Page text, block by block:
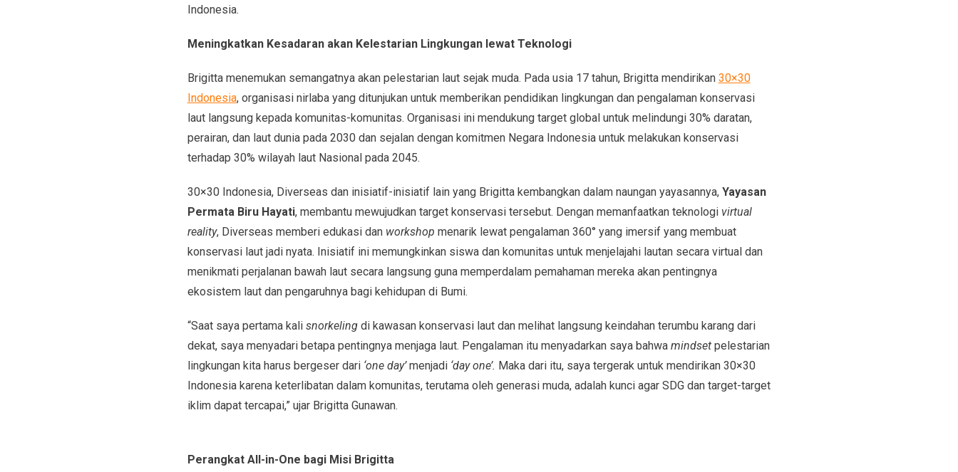
Indonesia.
Meningkatkan Kesadaran akan Kelestarian Lingkungan lewat Teknologi
Brigitta menemukan semangatnya akan pelestarian laut sejak muda. Pada usia 17 tahun, Brigitta mendirikan 30×30
Indonesia, organisasi nirlaba yang ditunjukan untuk memberikan pendidikan lingkungan dan pengalaman konservasi
laut langsung kepada komunitas-komunitas. Organisasi ini mendukung target global untuk melindungi 30% daratan,
perairan, dan laut dunia pada 2030 dan sejalan dengan komitmen Negara Indonesia untuk melakukan konservasi
terhadap 30% wilayah laut Nasional pada 2045.
30×30 Indonesia, Diverseas dan inisiatif-inisiatif lain yang Brigitta kembangkan dalam naungan yayasannya, Yayasan
Permata Biru Hayati, membantu mewujudkan target konservasi tersebut. Dengan memanfaatkan teknologi virtual
reality, Diverseas memberi edukasi dan workshop menarik lewat pengalaman 360° yang imersif yang membuat
konservasi laut jadi nyata. ​​Inisiatif ini memungkinkan siswa dan komunitas untuk menjelajahi lautan secara virtual dan
menikmati perjalanan bawah laut secara langsung guna memperdalam pemahaman mereka akan pentingnya
ekosistem laut dan pengaruhnya bagi kehidupan di Bumi.
“Saat saya pertama kali snorkeling di kawasan konservasi laut dan melihat langsung keindahan terumbu karang dari
dekat, saya menyadari betapa pentingnya menjaga laut. Pengalaman itu menyadarkan saya bahwa mindsetpelestarian
lingkungan kita harus bergeser dari ‘one day’menjadi ‘day one’. Maka dari itu, saya tergerak untuk mendirikan 30×30
Indonesia karena keterlibatan dalam komunitas, terutama oleh generasi muda, adalah kunci agar SDG dan target-target
iklim dapat tercapai,” ujar Brigitta Gunawan.
Perangkat All-in-One bagi Misi Brigitta